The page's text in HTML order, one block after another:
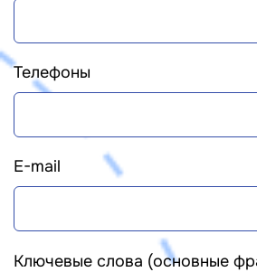
Телефоны
E-mail
Ключевые слова (основные